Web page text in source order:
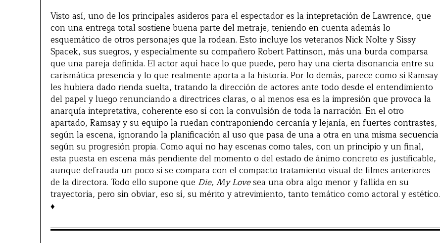
Visto así, uno de los principales asideros para el espectador es la intepretación de Lawrence, que
con una entrega total sostiene buena parte del metraje, teniendo en cuenta además lo
esquemático de otros personajes que la rodean. Esto incluye los veteranos Nick Nolte y Sissy
Spacek, sus suegros, y especialmente su compañero Robert Pattinson, más una burda comparsa
que una pareja definida. El actor aquí hace lo que puede, pero hay una cierta disonancia entre su
carismática presencia y lo que realmente aporta a la historia. Por lo demás, parece como si Ramsay
les hubiera dado rienda suelta, tratando la dirección de actores ante todo desde el entendimiento
del papel y luego renunciando a directrices claras, o al menos esa es la impresión que provoca la
anarquía intepretativa, coherente eso sí con la convulsión de toda la narración. En el otro
apartado, Ramsay y su equipo la ruedan contraponiendo cercanía y lejanía, en fuertes contrastes,
según la escena, ignorando la planificación al uso que pasa de una a otra en una misma secuencia
según su progresión propia. Como aquí no hay escenas como tales, con un principio y un final,
esta puesta en escena más pendiente del momento o del estado de ánimo concreto es justificable,
aunque defrauda un poco si se compara con el compacto tratamiento visual de filmes anteriores
de la directora. Todo ello supone que Die, My Lovesea una obra algo menor y fallida en su
trayectoria, pero sin obviar, eso sí, su mérito y atrevimiento, tanto temático como actoral y estético.
♦